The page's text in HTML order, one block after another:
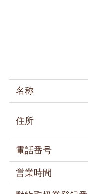
名称
住所
電話番号
営業時間